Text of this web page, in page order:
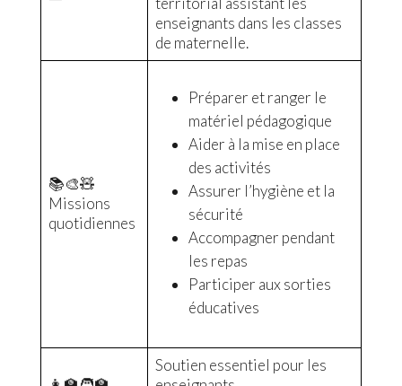
enseignants dans les classes
de maternelle.
📚🎨🧸
Missions
quotidiennes
Préparer et ranger le
matériel pédagogique
Aider à la mise en place
des activités
Assurer l’hygiène et la
sécurité
Accompagner pendant
les repas
Participer aux sorties
éducatives
Soutien essentiel pour les